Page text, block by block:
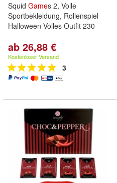
Squid Games 2, Volle
Sportbekleidung, Rollenspiel
Halloween Volles Outfit 230
ab 26,88 €
Kostenloser Versand
3